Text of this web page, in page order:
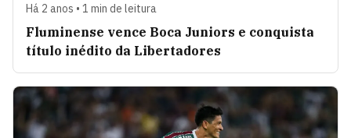
Há 2 anos • 1 min de leitura
Fluminense vence Boca Juniors e conquista
título inédito da Libertadores